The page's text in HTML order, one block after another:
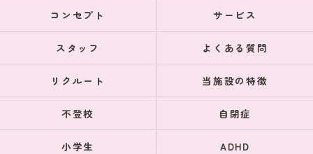
コンセプト サービス
スタッフ よくある質問
リクルート 当施設の特徴
不登校 自閉症
小学生 ADHD